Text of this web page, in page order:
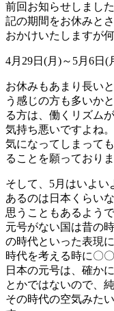
前回お知らせしまし
記の期間をお休みと
おかけいたしますが
4月29日(月)～5月6日(
お休みもあまり長い
う感じの方も多いか
る方は、働くリズム
気持ち悪いですよね
気になってしまって
ることを願っておりま
そして、5月はいよ
あるのは日本くらい
思うこともあるようで
元号がない国は昔の
の時代といった表現
時代を考える時に〇
日本の元号は、確か
とかではないので、
その時代の空気みた